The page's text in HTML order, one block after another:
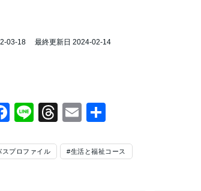
03-18 最終更新日 2024-02-14
Facebook
LineThreads
Email
スプロファイル #生活と福祉コース